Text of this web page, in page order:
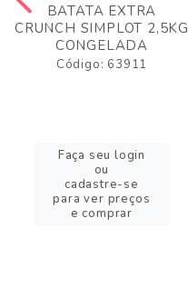
BATATA EXTRA
CRUNCH SIMPLOT 2,5KG
CONGELADA
Código: 63911
Faça seu login
ou
cadastre-se
para ver preços
e comprar